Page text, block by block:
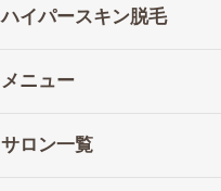
ハイパースキン脱毛
メニュー
サロン一覧